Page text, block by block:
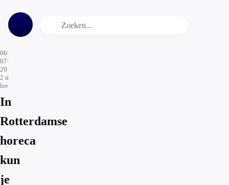
06-
07-
2018
2 min.
leestijd
In
Rotterdamse
horeca
kun
je